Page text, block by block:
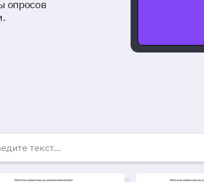
опросов
опроса для руководителей лабораторий
Шаблон формы